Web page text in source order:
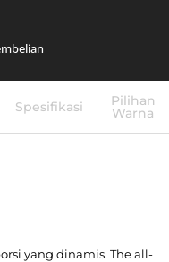
Spesifikasi Pilihan
Warna
yang dinamis. The all-